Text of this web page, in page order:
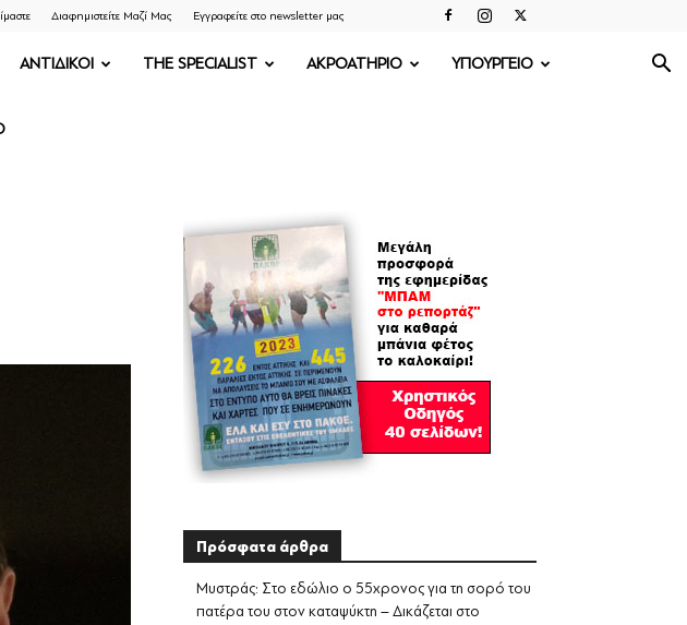
Διαφημιστείτε Μαζί Μας Εγγραφείτε στο newsletter μας
ΑΝΤΙΔΙΚΟΙ THE SPECIALIST ΑΚΡΟΑΤΗΡΙΟ ΥΠΟΥΡΓΕΙΟ
Πρόσφατα άρθρα
Μυστράς: Στο εδώλιο ο 55χρονος για τη σορό του
πατέρα του στον καταψύκτη – Δικάζεται στο